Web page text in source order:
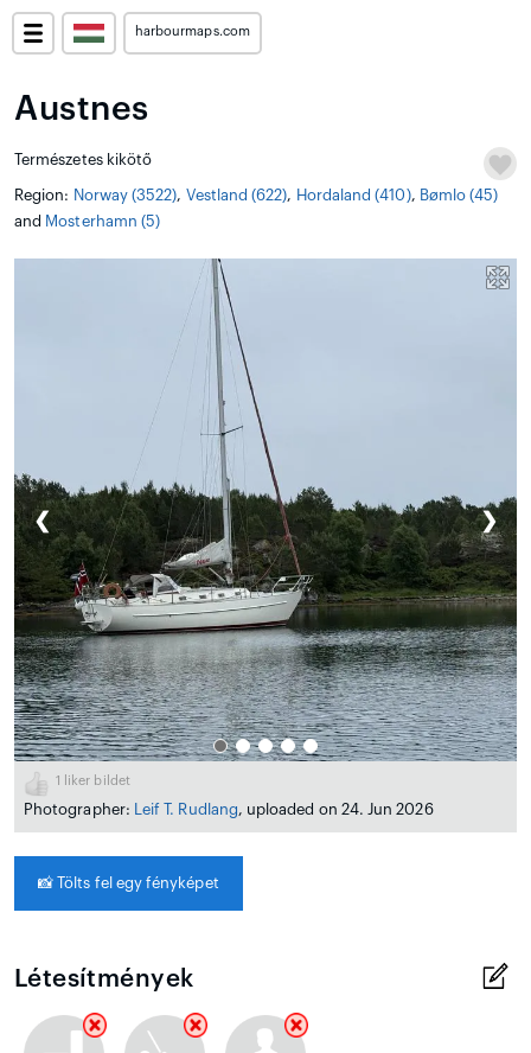
harbourmaps.com
Austnes
Természetes kikötő
Region: Norway (3522), Vestland (622), Hordaland (410), Bømlo (45)
and Mosterhamn (5)
❮ ❯
1 liker bildet
Photographer: Leif T. Rudlang, uploaded on 24. Jun 2026
📸 Tölts fel egy fényképet
Létesítmények